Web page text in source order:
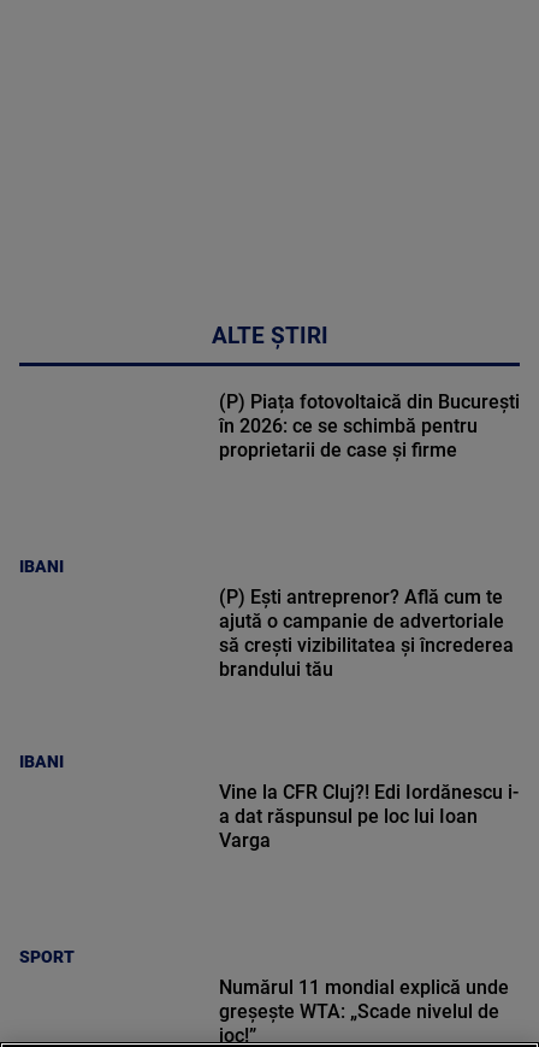
ALTE ȘTIRI
IBANI
(P) Piața fotovoltaică din București
în 2026: ce se schimbă pentru
proprietarii de case și firme
IBANI
(P) Ești antreprenor? Află cum te
ajută o campanie de advertoriale
să crești vizibilitatea și încrederea
brandului tău
SPORT
Vine la CFR Cluj?! Edi Iordănescu i-
a dat răspunsul pe loc lui Ioan
Varga
Numărul 11 mondial explică unde
greșește WTA: „Scade nivelul de
joc!”